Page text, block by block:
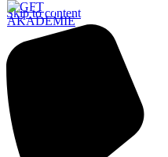
Skip to content